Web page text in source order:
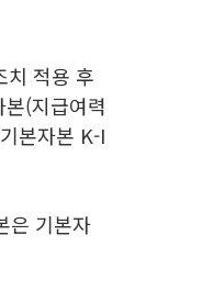
치 적용 후
(지급여력
본자본 K-I
은 기본자